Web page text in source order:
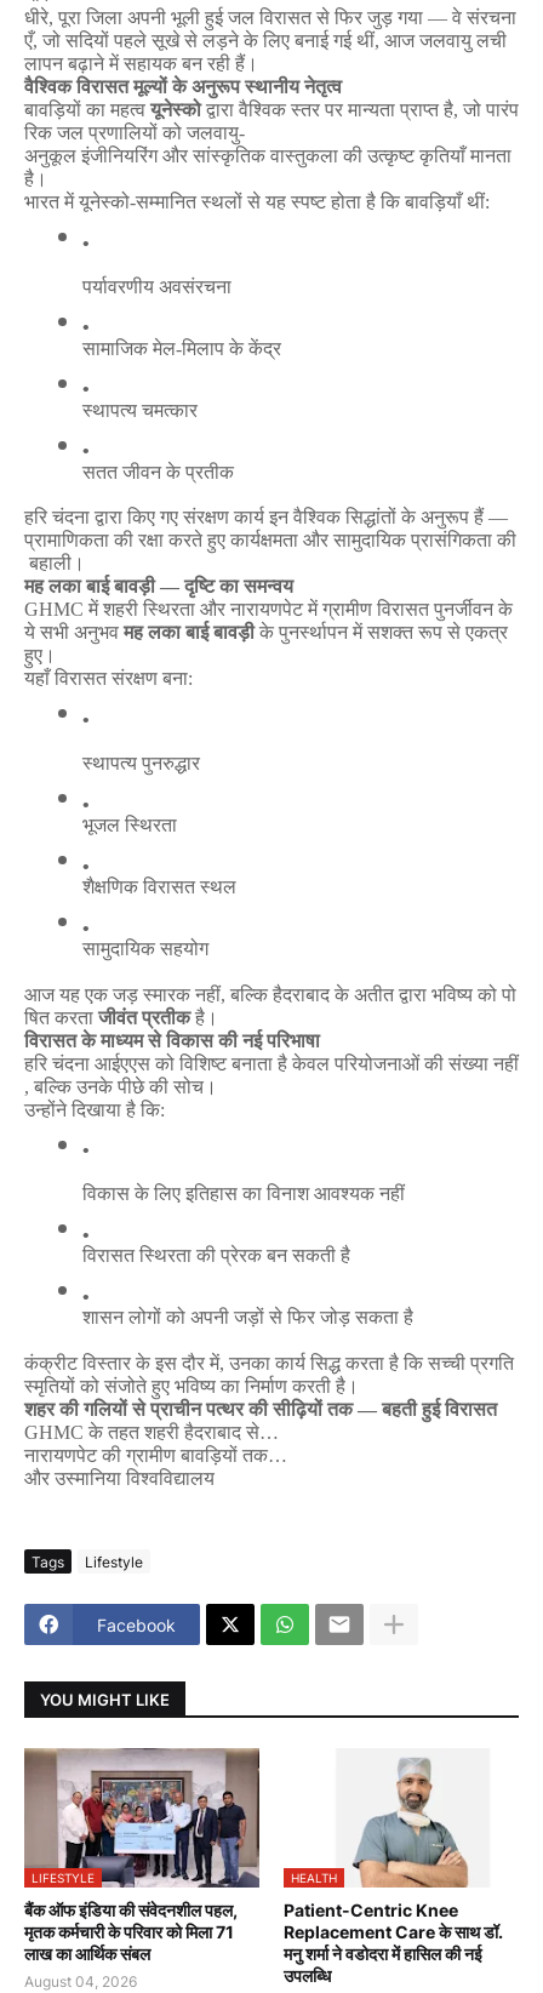
धीरे, पूरा जिला अपनी भूली हुई जल विरासत से फिर जुड़ गया — वे संरचना
एँ, जो सदियों पहले सूखे से लड़ने के लिए बनाई गई थीं, आज जलवायु लची
लापन बढ़ाने में सहायक बन रही हैं।
वैश्विक विरासत मूल्यों के अनुरूप स्थानीय नेतृत्व
बावड़ियों का महत्व यूनेस्को द्वारा वैश्विक स्तर पर मान्यता प्राप्त है, जो पारंप
रिक जल प्रणालियों को जलवायु-
अनुकूल इंजीनियरिंग और सांस्कृतिक वास्तुकला की उत्कृष्ट कृतियाँ मानता
है।
भारत में यूनेस्को-सम्मानित स्थलों से यह स्पष्ट होता है कि बावड़ियाँ थीं:
पर्यावरणीय अवसंरचना
सामाजिक मेल-मिलाप के केंद्र
स्थापत्य चमत्कार
सतत जीवन के प्रतीक
हरि चंदना द्वारा किए गए संरक्षण कार्य इन वैश्विक सिद्धांतों के अनुरूप हैं —
प्रामाणिकता की रक्षा करते हुए कार्यक्षमता और सामुदायिक प्रासंगिकता की
बहाली।
मह लका बाई बावड़ी—दृष्टि का समन्वय
GHMC में शहरी स्थिरता और नारायणपेट में ग्रामीण विरासत पुनर्जीवन के
ये सभी अनुभव मह लका बाई बावड़ी के पुनर्स्थापन में सशक्त रूप से एकत्र
हुए।
यहाँ विरासत संरक्षण बना:
स्थापत्य पुनरुद्धार
भूजल स्थिरता
शैक्षणिक विरासत स्थल
सामुदायिक सहयोग
आज यह एक जड़ स्मारक नहीं, बल्कि हैदराबाद के अतीत द्वारा भविष्य को पो
षित करता जीवंत प्रतीक है।
विरासत के माध्यम से विकास की नई परिभाषा
हरि चंदना आईएएस को विशिष्ट बनाता है केवल परियोजनाओं की संख्या नहीं
, बल्कि उनके पीछे की सोच।
उन्होंने दिखाया है कि:
विकास के लिए इतिहास का विनाश आवश्यक नहीं
विरासत स्थिरता की प्रेरक बन सकती है
शासन लोगों को अपनी जड़ों से फिर जोड़ सकता है
कंक्रीट विस्तार के इस दौर में, उनका कार्य सिद्ध करता है कि सच्ची प्रगति
स्मृतियों को संजोते हुए भविष्य का निर्माण करती है।
शहर की गलियों से प्राचीन पत्थर की सीढ़ियों तक—बहती हुई विरासत
GHMC के तहत शहरी हैदराबाद से…
नारायणपेट की ग्रामीण बावड़ियों तक…
और उस्मानिया विश्वविद्यालय
Tags Lifestyle
Facebook
YOU MIGHT LIKE
LIFESTYLE
बैंक ऑफ इंडिया की संवेदनशील पहल,
मृतक कर्मचारी के परिवार को मिला 71
लाख का आर्थिक संबल
August 04, 2026
HEALTH
Patient-Centric Knee
Replacement Care के साथ डॉ.
मनु शर्मा ने वडोदरा में हासिल की नई
उपलब्धि